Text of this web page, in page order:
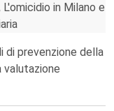
in Milano e
di prevenzione della
valutazione